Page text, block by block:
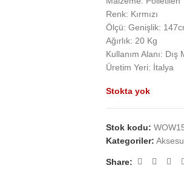
Renk: Kırmızı
Ölçü: Genişlik:
Ağırlık: 20 Kg
Kullanım Alanı:
Üretim Yeri: İtalya
Stokta yok
Stok kodu:
Kategoriler:
Share: